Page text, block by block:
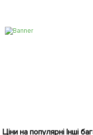
Ціни на популярні Інші